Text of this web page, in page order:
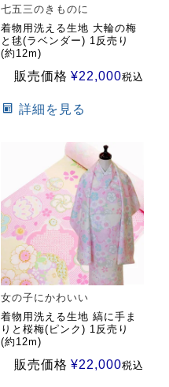
七五三のきものに
着物用洗える生地 大輪の梅
と毬(ラベンダー) 1反売り
(約12m)
販売価格 ¥22,000税込
詳細を見る
女の子にかわいい
着物用洗える生地 縞に手ま
りと桜梅(ピンク) 1反売り
(約12m)
販売価格 ¥22,000税込